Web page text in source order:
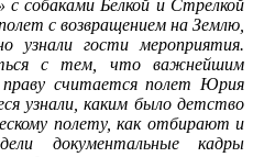
с собаками Белкой и Стрелкой
с возвращением на Землю,
узнали гости мероприятия.
с тем, что важнейшим
праву считается полет Юрия
узнали, каким было детство
полету, как отбирают и
документальные кадры